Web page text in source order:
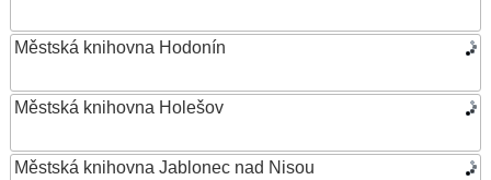
Městská knihovna Hodonín
Městská knihovna Holešov
Městská knihovna Jablonec nad Nisou